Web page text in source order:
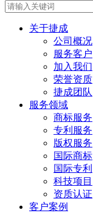
关于捷成
公司概况
服务客户
加入我们
荣誉资质
捷成团队
服务领域
商标服务
专利服务
版权服务
国际商标
国际专利
科技项目
资质认证
客户案例